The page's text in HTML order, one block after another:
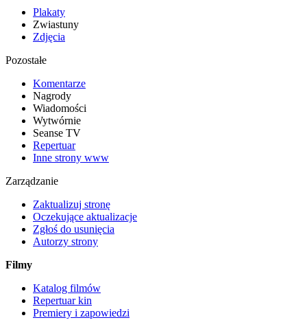
Plakaty
Zwiastuny
Zdjęcia
Pozostałe
Komentarze
Nagrody
Wiadomości
Wytwórnie
Seanse TV
Repertuar
Inne strony www
Zarządzanie
Zaktualizuj stronę
Oczekujące aktualizacje
Zgłoś do usunięcia
Autorzy strony
Filmy
Katalog filmów
Repertuar kin
Premiery i zapowiedzi